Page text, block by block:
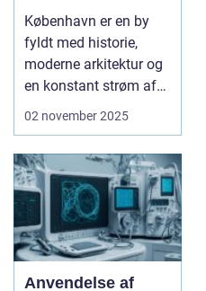
glasløsninger
København er en by
fyldt med historie,
moderne arkitektur og
en konstant strøm af
opda...
02 november 2025
Anvendelse af